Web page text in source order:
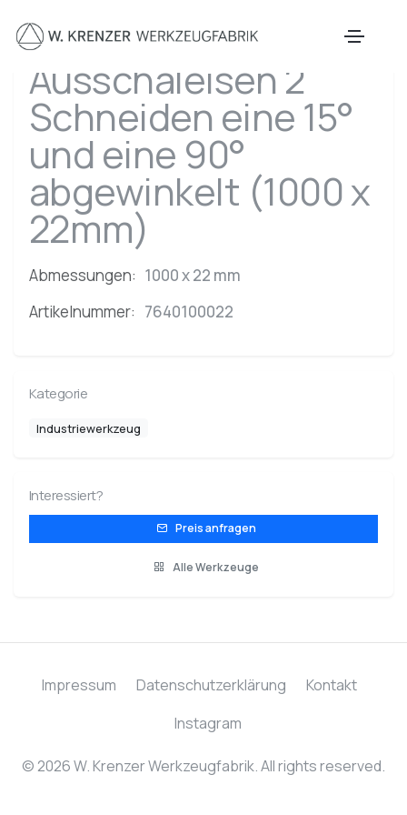
Ausschaleisen 2
Schneiden eine 15°
und eine 90°
abgewinkelt (1000 x
22mm)
Abmessungen: 1000 x 22 mm
Artikelnummer: 7640100022
Kategorie
Industriewerkzeug
Interessiert?
Preis anfragen
Alle Werkzeuge
Impressum Datenschutzerklärung
Kontakt
Instagram
© 2026 W. Krenzer Werkzeugfabrik. All rights reserved.